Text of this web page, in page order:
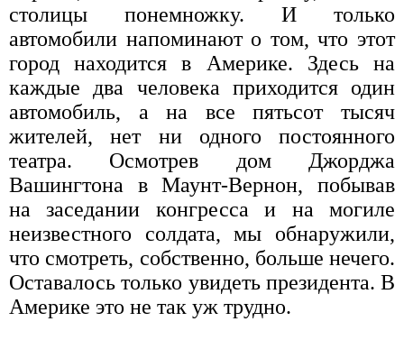
столицы понемножку. И только
автомобили напоминают о том, что этот
город находится в Америке. Здесь на
каждые два человека приходится один
автомобиль, а на все пятьсот тысяч
жителей, нет ни одного постоянного
театра. Осмотрев дом Джорджа
Вашингтона в Маунт-Вернон, побывав
на заседании конгресса и на могиле
неизвестного солдата, мы обнаружили,
что смотреть, собственно, больше нечего.
Оставалось только увидеть президента. В
Америке это не так уж трудно.